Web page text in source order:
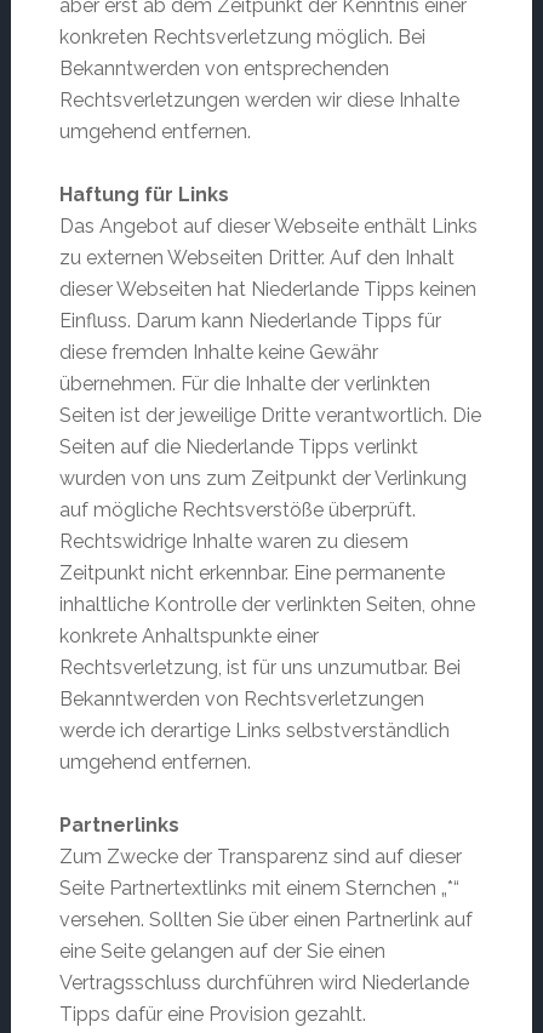
aber erst ab dem Zeitpunkt der Kenntnis einer
konkreten Rechtsverletzung möglich. Bei
Bekanntwerden von entsprechenden
Rechtsverletzungen werden wir diese Inhalte
umgehend entfernen.
Haftung für Links
Das Angebot auf dieser Webseite enthält Links
zu externen Webseiten Dritter. Auf den Inhalt
dieser Webseiten hat Niederlande Tipps keinen
Einfluss. Darum kann Niederlande Tipps für
diese fremden Inhalte keine Gewähr
übernehmen. Für die Inhalte der verlinkten
Seiten ist der jeweilige Dritte verantwortlich. Die
Seiten auf die Niederlande Tipps verlinkt
wurden von uns zum Zeitpunkt der Verlinkung
auf mögliche Rechtsverstöße überprüft.
Rechtswidrige Inhalte waren zu diesem
Zeitpunkt nicht erkennbar. Eine permanente
inhaltliche Kontrolle der verlinkten Seiten, ohne
konkrete Anhaltspunkte einer
Rechtsverletzung, ist für uns unzumutbar. Bei
Bekanntwerden von Rechtsverletzungen
werde ich derartige Links selbstverständlich
umgehend entfernen.
Partnerlinks
Zum Zwecke der Transparenz sind auf dieser
Seite Partnertextlinks mit einem Sternchen „*“
versehen. Sollten Sie über einen Partnerlink auf
eine Seite gelangen auf der Sie einen
Vertragsschluss durchführen wird Niederlande
Tipps dafür eine Provision gezahlt.